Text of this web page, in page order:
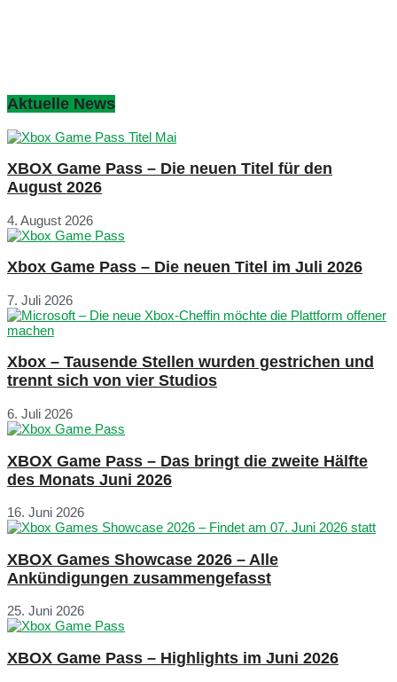
Aktuelle News
XBOX Game Pass – Die neuen Titel für den
August 2026
4. August 2026
Xbox Game Pass – Die neuen Titel im Juli 2026
7. Juli 2026
Xbox – Tausende Stellen wurden gestrichen und
trennt sich von vier Studios
6. Juli 2026
XBOX Game Pass – Das bringt die zweite Hälfte
des Monats Juni 2026
16. Juni 2026
XBOX Games Showcase 2026 – Alle
Ankündigungen zusammengefasst
25. Juni 2026
XBOX Game Pass – Highlights im Juni 2026